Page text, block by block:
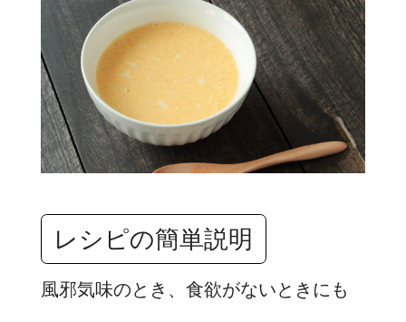
レシピの簡単説明
風邪気味のとき、食欲がないときにも